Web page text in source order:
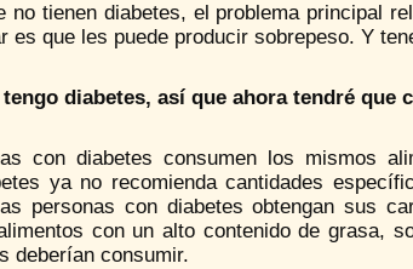
no tienen diabetes, el problema principal
es que les puede producir sobrepeso. Y
diabetes, así que ahora tendré que
con diabetes consumen los mismos
ya no recomienda cantidades
personas con diabetes obtengan sus
con un alto contenido de grasa,
deberían consumir.